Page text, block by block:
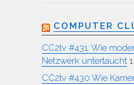
COMPUTER
CC2tv #431: Wie
Netzwerk untertaucht
CC2tv #430 Wie